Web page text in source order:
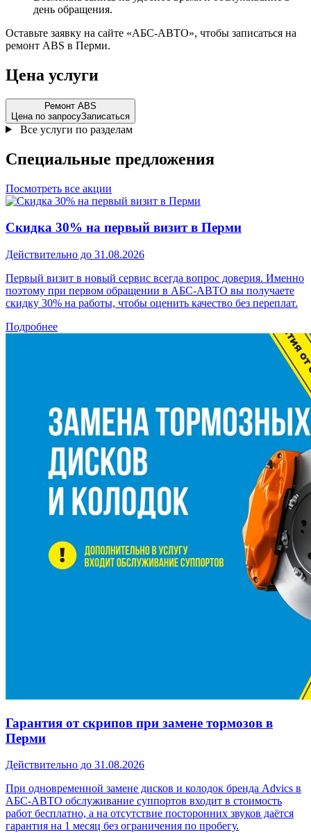
день обращения.
Оставьте заявку на сайте «АБС-АВТО», чтобы записаться на
ремонт ABS в Перми.
Цена услуги
Ремонт ABS
Цена по запросуЗаписаться
Все услуги по разделам
Специальные предложения
Посмотреть все акции
Скидка 30% на первый визит в Перми
Действительно до 31.08.2026
Первый визит в новый сервис всегда вопрос доверия. Именно
поэтому при первом обращении в АБС-АВТО вы получаете
скидку 30% на работы, чтобы оценить качество без переплат.
Подробнее
Гарантия от скрипов при замене тормозов в
Перми
Действительно до 31.08.2026
При одновременной замене дисков и колодок бренда Advics в
АБС-АВТО обслуживание суппортов входит в стоимость
работ бесплатно, а на отсутствие посторонних звуков даётся
гарантия на 1 месяц без ограничения по пробегу.